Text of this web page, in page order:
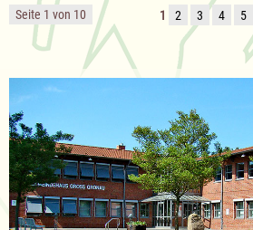
Seite 1 von 10 1 2 3 4 5